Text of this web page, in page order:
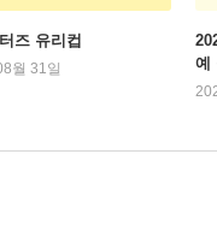
즈 유리컵
월 31일
예